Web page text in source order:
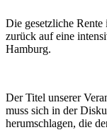
Die gesetzliche
zurück auf eine
Hamburg.
Der Titel unserer
muss sich in der
herumschlagen, die